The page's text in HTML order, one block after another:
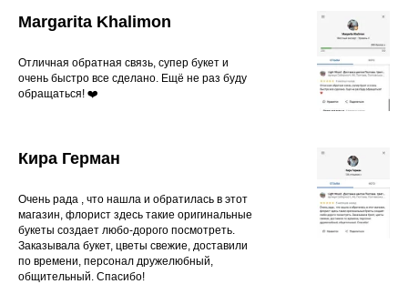
Margarita Khalimon
Отличная обратная связь, супер букет и
очень быстро все сделано. Ещё не раз буду
обращаться! ❤️
Кира Герман
Очень рада , что нашла и обратилась в этот
магазин, флорист здесь такие оригинальные
букеты создает любо-дорого посмотреть.
Заказывала букет, цветы свежие, доставили
по времени, персонал дружелюбный,
общительный. Спасибо!